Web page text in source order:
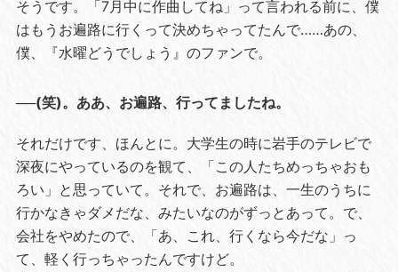
そうです。「7月中に作曲してね」って言われる前に、僕
はもうお遍路に行くって決めちゃってたんで……あの、
僕、『水曜どうでしょう』のファンで。
──(笑)。ああ、お遍路、行ってましたね。
それだけです、ほんとに。大学生の時に岩手のテレビで
深夜にやっているのを観て、「この人たちめっちゃおも
ろい」と思っていて。それで、お遍路は、一生のうちに
行かなきゃダメだな、みたいなのがずっとあって。で、
会社をやめたので、「あ、これ、行くなら今だな」っ
て、軽く行っちゃったんですけど。